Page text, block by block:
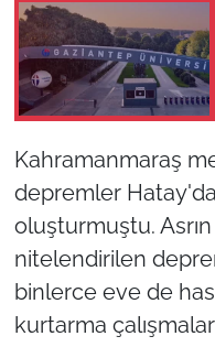
Kahramanmaraş
depremler Hatay'da
oluşturmuştu.
nitelendirilen
binlerce eve de
kurtarma